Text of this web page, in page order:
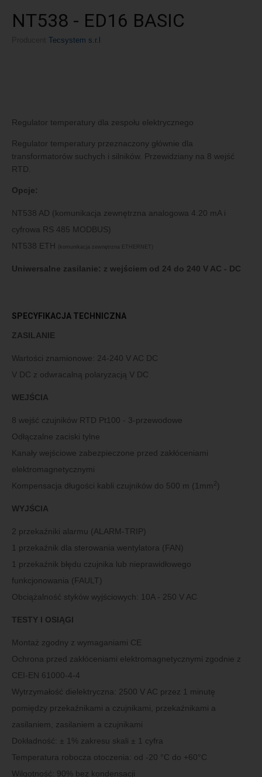
NT538 - ED16 BASIC
Tecsystem s.r.l
Regulator temperatury dla zespołu elektrycznego
Regulator temperatury przeznaczony głównie dla
transformatorów suchych i silników. Przewidziany na 8 wejść
RTD.
Opcje:
NT538 AD (komunikacja zewnętrzna analogowa 4.20 mA i
cyfrowa RS 485 MODBUS)
NT538 ETH
(komunikacja zewnętrzna ETHERNET)
Uniwersalne zasilanie: z wejściem od 24 do 240 V AC - DC
SPECYFIKACJA TECHNICZNA
ZASILANIE
Wartości znamionowe: 24-240 V AC DC
V DC z odwracalną polaryzacją V DC
WEJŚCIA
8 wejść czujników RTD Pt100 - 3-przewodowe
Odłączalne zaciski tylne
Kanały wejściowe zabezpieczone przed zakłóceniami
elektromagnetycznymi
Kompensacja długości kabli czujników do 500 m (1mm 2)
WYJŚCIA
2 przekaźniki alarmu (ALARM-TRIP)
1 przekaźnik dla sterowania wentylatora (FAN)
1 przekaźnik błędu czujnika lub nieprawidłowego
funkcjonowania (FAULT)
Obciążalność styków wyjściowych: 10A - 250 V AC
TESTY I OSIĄGI
Montaż zgodny z wymaganiami CE
Ochrona przed zakłóceniami elektromagnetycznymi zgodnie z
CEI-EN 61000-4-4
Wytrzymałość dielektryczna: 2500 V AC przez 1 minutę
pomiędzy przekaźnikami a czujnikami, przekaźnikami a
zasilaniem, zasilaniem a czujnikami
Dokładność: ± 1% zakresu skali ± 1 cyfra
Temperatura robocza otoczenia: od -20 °C do +60°C
Wilgotność: 90% bez kondensacji